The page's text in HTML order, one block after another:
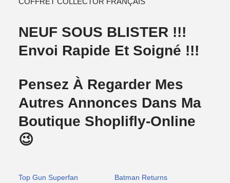
NEUF SOUS BLISTER !!!
Envoi Rapide Et Soigné !!!
Pensez À Regarder Mes
Autres Annonces Dans Ma
Boutique Shoplifly-Online
😉
Top Gun Superfan
Batman Returns